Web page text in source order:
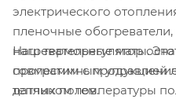
электрического
пленочные
нагревательные маты.
совместим с продукцией
теплых полов.
Наш терморегулятор
программным
датчиком температуры